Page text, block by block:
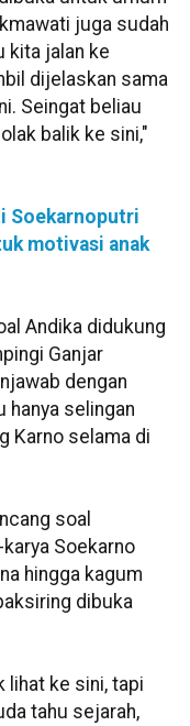
juga sudah
kita jalan ke
dijelaskan sama
Seingat beliau
balik ke sini,"
Soekarnoputri
motivasi anak
Andika didukung
Ganjar
dengan
hanya selingan
Karno selama di
soal
Soekarno
hingga kagum
dibuka
lihat ke sini, tapi
tahu sejarah,